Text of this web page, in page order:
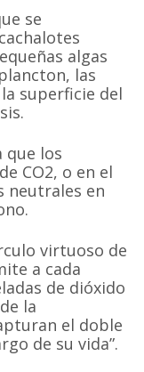
se
algas
las
superficie del
que los
CO2, o en el
neutrales en
virtuoso de
a cada
de dióxido
la
el doble
de su vida”.